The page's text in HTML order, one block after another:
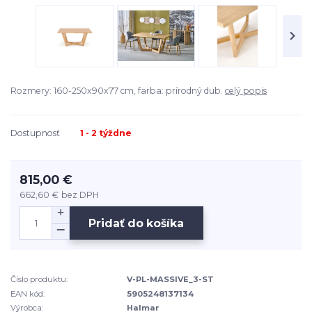
Rozmery: 160-250x90x77 cm, farba: prírodný dub. celý popis
Dostupnosť 1 - 2 týždne
815,00 €
662,60 € bez DPH
Pridať do košíka
Číslo produktu:
V-PL-MASSIVE_3-ST
EAN kód:
5905248137134
Výrobca:
Halmar